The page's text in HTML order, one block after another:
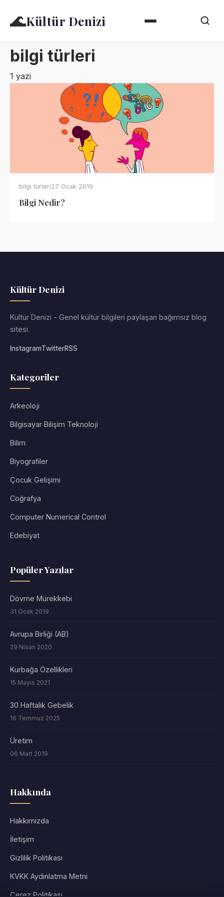
🌊Kültür Denizi
bilgi türleri
1 yazi
bilgi türleri27 Ocak 2019
Bilgi Nedir?
Kültür Denizi
Kültür Denizi - Genel kültür bilgileri paylaşan bağımsız blog
sitesi.
InstagramTwitterRSS
Kategoriler
Arkeoloji
Bilgisayar Bilişim Teknoloji
Bilim
Biyografiler
Çocuk Gelişimi
Coğrafya
Computer Numerical Control
Edebiyat
Popüler Yazılar
Dövme Mürekkebi
31 Ocak 2019
Avrupa Birliği (AB)
29 Nisan 2020
Kurbağa Özellikleri
15 Mayıs 2021
30 Haftalık Gebelik
16 Temmuz 2025
Üretim
06 Mart 2019
Hakkında
Hakkımızda
İletişim
Gizlilik Politikası
KVKK Aydınlatma Metni
Çerez Politikası